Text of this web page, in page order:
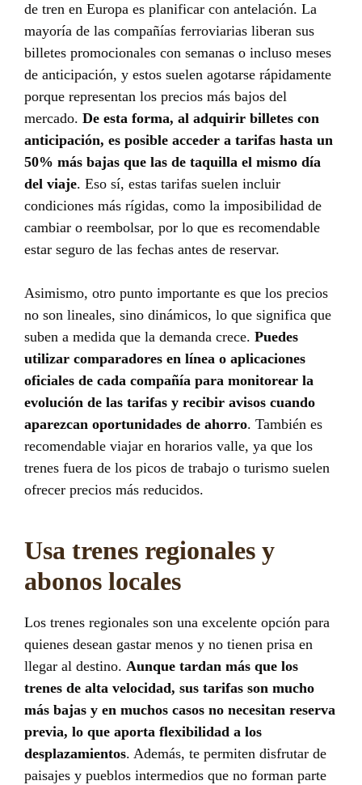
de tren en Europa es planificar con antelación. La
mayoría de las compañías ferroviarias liberan sus
billetes promocionales con semanas o incluso meses
de anticipación, y estos suelen agotarse rápidamente
porque representan los precios más bajos del
mercado. De esta forma, al adquirir billetes con
anticipación, es posible acceder a tarifas hasta un
50% más bajas que las de taquilla el mismo día
del viaje. Eso sí, estas tarifas suelen incluir
condiciones más rígidas, como la imposibilidad de
cambiar o reembolsar, por lo que es recomendable
estar seguro de las fechas antes de reservar.
Asimismo, otro punto importante es que los precios
no son lineales, sino dinámicos, lo que significa que
suben a medida que la demanda crece. Puedes
utilizar comparadores en línea o aplicaciones
oficiales de cada compañía para monitorear la
evolución de las tarifas y recibir avisos cuando
aparezcan oportunidades de ahorro. También es
recomendable viajar en horarios valle, ya que los
trenes fuera de los picos de trabajo o turismo suelen
ofrecer precios más reducidos.
Usa trenes regionales y
abonos locales
Los trenes regionales son una excelente opción para
quienes desean gastar menos y no tienen prisa en
llegar al destino. Aunque tardan más que los
trenes de alta velocidad, sus tarifas son mucho
más bajas y en muchos casos no necesitan reserva
previa, lo que aporta flexibilidad a los
desplazamientos. Además, te permiten disfrutar de
paisajes y pueblos intermedios que no forman parte